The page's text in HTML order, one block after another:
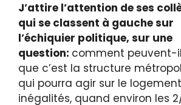
J’attire l’attention de ses
qui se classent à gauche sur
l’échiquier politique, sur une
question: comment peuvent-
que c’est la structure
qui pourra agir sur le
inégalités, quand environ les